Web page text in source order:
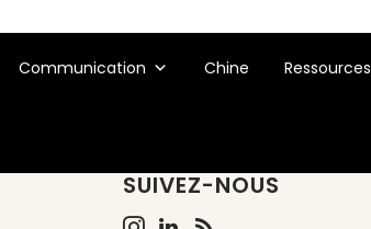
Communication Chine Ressources
SUIVEZ-NOUS